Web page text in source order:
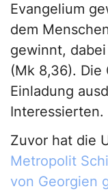
Evangelium
dem
gewinnt,
(Mk 8,36). Die
Einladung
Interessierten.
Zuvor hat die
Metropolit
von Georgien